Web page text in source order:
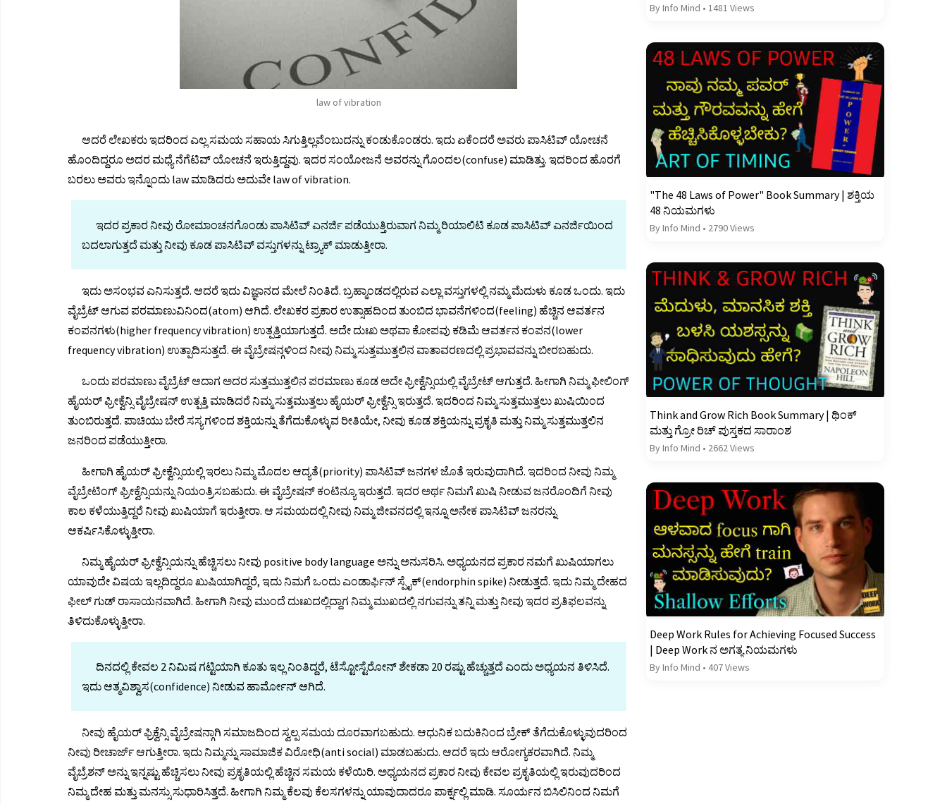
law of vibration
ಆದರೆ ಲೇಖಕರು ಇದರಿಂದ ಎಲ್ಲ ಸಮಯ ಸಹಾಯ ಸಿಗುತ್ತಿಲ್ಲವೆಂಬುದನ್ನು ಕಂಡುಕೊಂಡರು. ಇದು ಏಕೆಂದರೆ ಅವರು ಪಾಸಿಟಿವ್ ಯೋಚನೆ
ಹೊಂದಿದ್ದರೂ ಅದರ ಮಧ್ಯೆ ನೆಗೆಟಿವ್ ಯೋಚನೆ ಇರುತ್ತಿದ್ದವು. ಇದರ ಸಂಯೋಜನೆ ಅವರನ್ನು ಗೊಂದಲ(confuse) ಮಾಡಿತ್ತು. ಇದರಿಂದ ಹೊರಗೆ
ಬರಲು ಅವರು ಇನ್ನೊಂದು law ಮಾಡಿದರು ಅದುವೇ law of vibration.
ಇದರ ಪ್ರಕಾರ ನೀವು ರೋಮಾಂಚನಗೊಂಡು ಪಾಸಿಟಿವ್ ಎನರ್ಜಿ ಪಡೆಯುತ್ತಿರುವಾಗ ನಿಮ್ಮ ರಿಯಾಲಿಟಿ ಕೂಡ ಪಾಸಿಟಿವ್ ಎನರ್ಜಿಯಿಂದ
ಬದಲಾಗುತ್ತದೆ ಮತ್ತು ನೀವು ಕೂಡ ಪಾಸಿಟಿವ್ ವಸ್ತುಗಳನ್ನು ಟ್ರ್ಯಾಕ್ ಮಾಡುತ್ತೀರಾ.
ಇದು ಅಸಂಭವ ಎನಿಸುತ್ತದೆ. ಆದರೆ ಇದು ವಿಜ್ಞಾನದ ಮೇಲೆ ನಿಂತಿದೆ. ಬ್ರಹ್ಮಾಂಡದಲ್ಲಿರುವ ಎಲ್ಲಾ ವಸ್ತುಗಳಲ್ಲಿ ನಮ್ಮ ಮೆದುಳು ಕೂಡ ಒಂದು. ಇದು
ವೈಬ್ರೆಟ್ ಆಗುವ ಪರಮಾಣುವಿನಿಂದ(atom) ಆಗಿದೆ. ಲೇಖಕರ ಪ್ರಕಾರ ಉತ್ಸಾಹದಿಂದ ತುಂಬಿದ ಭಾವನೆಗಳಿಂದ(feeling) ಹೆಚ್ಚಿನ ಆವರ್ತನ
ಕಂಪನಗಳು(higher frequency vibration) ಉತ್ಪತ್ತಿಯಾಗುತ್ತದೆ. ಅದೇ ದುಃಖ ಅಥವಾ ಕೋಪವು ಕಡಿಮೆ ಆವರ್ತನ ಕಂಪನ(lower
frequency vibration) ಉತ್ಪಾದಿಸುತ್ತದೆ. ಈ ವೈಬ್ರೇಷನ್ಗಳಿಂದ ನೀವು ನಿಮ್ಮ ಸುತ್ತಮುತ್ತಲಿನ ವಾತಾವರಣದಲ್ಲಿ ಪ್ರಭಾವವನ್ನು ಬೀರಬಹುದು.
ಒಂದು ಪರಮಾಣು ವೈಬ್ರೆಟ್ ಆದಾಗ ಅದರ ಸುತ್ತಮುತ್ತಲಿನ ಪರಮಾಣು ಕೂಡ ಅದೇ ಫ್ರೀಕ್ವೆನ್ಸಿಯಲ್ಲಿ ವೈಬ್ರೇಟ್ ಆಗುತ್ತದೆ. ಹೀಗಾಗಿ ನಿಮ್ಮ ಫೀಲಿಂಗ್
ಹೈಯರ್ ಫ್ರೀಕ್ವೆನ್ಸಿ ವೈಬ್ರೇಷನ್ ಉತ್ಪತ್ತಿ ಮಾಡಿದರೆ ನಿಮ್ಮ ಸುತ್ತಮುತ್ತಲು ಹೈಯರ್ ಫ್ರೀಕ್ವೆನ್ಸಿ ಇರುತ್ತದೆ. ಇದರಿಂದ ನಿಮ್ಮ ಸುತ್ತಮುತ್ತಲು ಖುಷಿಯಿಂದ
ತುಂಬಿರುತ್ತದೆ. ಪಾಚಿಯು ಬೇರೆ ಸಸ್ಯಗಳಿಂದ ಶಕ್ತಿಯನ್ನು ತೆಗೆದುಕೊಳ್ಳುವ ರೀತಿಯೇ, ನೀವು ಕೂಡ ಶಕ್ತಿಯನ್ನು ಪ್ರಕೃತಿ ಮತ್ತು ನಿಮ್ಮ ಸುತ್ತಮುತ್ತಲಿನ
ಜನರಿಂದ ಪಡೆಯುತ್ತೀರಾ.
ಹೀಗಾಗಿ ಹೈಯರ್ ಫ್ರೀಕ್ವೆನ್ಸಿಯಲ್ಲಿ ಇರಲು ನಿಮ್ಮ ಮೊದಲ ಆದ್ಯತೆ(priority) ಪಾಸಿಟಿವ್ ಜನಗಳ ಜೊತೆ ಇರುವುದಾಗಿದೆ. ಇದರಿಂದ ನೀವು ನಿಮ್ಮ
ವೈಬ್ರೇಟಿಂಗ್ ಫ್ರೀಕ್ವೆನ್ಸಿಯನ್ನು ನಿಯಂತ್ರಿಸಬಹುದು. ಈ ವೈಬ್ರೇಷನ್ ಕಂಟಿನ್ಯೂ ಇರುತ್ತದೆ. ಇದರ ಅರ್ಥ ನಿಮಗೆ ಖುಷಿ ನೀಡುವ ಜನರೊಂದಿಗೆ ನೀವು
ಕಾಲ ಕಳೆಯುತ್ತಿದ್ದರೆ ನೀವು ಖುಷಿಯಾಗೆ ಇರುತ್ತೀರಾ. ಆ ಸಮಯದಲ್ಲಿ ನೀವು ನಿಮ್ಮ ಜೀವನದಲ್ಲಿ ಇನ್ನೂ ಅನೇಕ ಪಾಸಿಟಿವ್ ಜನರನ್ನು
ಆಕರ್ಷಿಸಿಕೊಳ್ಳುತ್ತೀರಾ.
ನಿಮ್ಮ ಹೈಯರ್ ಫ್ರೀಕ್ವೆನ್ಸಿಯನ್ನು ಹೆಚ್ಚಿಸಲು ನೀವು positive body language ಅನ್ನು ಅನುಸರಿಸಿ. ಅಧ್ಯಯನದ ಪ್ರಕಾರ ನಮಗೆ ಖುಷಿಯಾಗಲು
ಯಾವುದೇ ವಿಷಯ ಇಲ್ಲದಿದ್ದರೂ ಖುಷಿಯಾಗಿದ್ದರೆ, ಇದು ನಿಮಗೆ ಒಂದು ಎಂಡಾರ್ಫಿನ್ ಸ್ಪೈಕ್(endorphin spike) ನೀಡುತ್ತದೆ. ಇದು ನಿಮ್ಮ ದೇಹದ
ಫೀಲ್ ಗುಡ್ ರಾಸಾಯನವಾಗಿದೆ. ಹೀಗಾಗಿ ನೀವು ಮುಂದೆ ದುಃಖದಲ್ಲಿದ್ದಾಗ ನಿಮ್ಮ ಮುಖದಲ್ಲಿ ನಗುವನ್ನು ತನ್ನಿ ಮತ್ತು ನೀವು ಇದರ ಪ್ರತಿಫಲವನ್ನು
ತಿಳಿದುಕೊಳ್ಳುತ್ತೀರಾ.
ದಿನದಲ್ಲಿ ಕೇವಲ 2 ನಿಮಿಷ ಗಟ್ಟಿಯಾಗಿ ಕೂತು ಇಲ್ಲ ನಿಂತಿದ್ದರೆ, ಟೆಸ್ಟೋಸ್ಟೆರೋನ್ ಶೇಕಡಾ 20 ರಷ್ಟು ಹೆಚ್ಚುತ್ತದೆ ಎಂದು ಅಧ್ಯಯನ ತಿಳಿಸಿದೆ.
ಇದು ಆತ್ಮವಿಶ್ವಾಸ(confidence) ನೀಡುವ ಹಾರ್ಮೋನ್ ಆಗಿದೆ.
ನೀವು ಹೈಯರ್ ಫ್ರಿಕ್ವೆನ್ಸಿ ವೈಬ್ರೇಷನ್ಗಾಗಿ ಸಮಾಜದಿಂದ ಸ್ವಲ್ಪ ಸಮಯ ದೂರವಾಗಬಹುದು. ಆಧುನಿಕ ಬದುಕಿನಿಂದ ಬ್ರೇಕ್ ತೆಗೆದುಕೊಳ್ಳುವುದರಿಂದ
ನೀವು ರೀಚಾರ್ಜ್ ಆಗುತ್ತೀರಾ. ಇದು ನಿಮ್ಮನ್ನು ಸಾಮಾಜಿಕ ವಿರೋಧಿ(anti social) ಮಾಡಬಹುದು. ಆದರೆ ಇದು ಆರೋಗ್ಯಕರವಾಗಿದೆ. ನಿಮ್ಮ
ವೈಬ್ರೆಶನ್ ಅನ್ನು ಇನ್ನಷ್ಟು ಹೆಚ್ಚಿಸಲು ನೀವು ಪ್ರಕೃತಿಯಲ್ಲಿ ಹೆಚ್ಚಿನ ಸಮಯ ಕಳೆಯಿರಿ. ಅಧ್ಯಯನದ ಪ್ರಕಾರ ನೀವು ಕೇವಲ ಪ್ರಕೃತಿಯಲ್ಲಿ ಇರುವುದರಿಂದ
ನಿಮ್ಮ ದೇಹ ಮತ್ತು ಮನಸ್ಸು ಸುಧಾರಿಸಿತ್ತದೆ. ಹೀಗಾಗಿ ನಿಮ್ಮ ಕೆಲವು ಕೆಲಸಗಳನ್ನು ಯಾವುದಾದರೂ ಪಾರ್ಕ್ನಲ್ಲಿ ಮಾಡಿ. ಸೂರ್ಯನ ಬಿಸಿಲಿನಿಂದ ನಿಮಗೆ
By Info Mind • 1481 Views
"The 48 Laws of Power" Book Summary | ಶಕ್ತಿಯ
48 ನಿಯಮಗಳು
By Info Mind • 2790 Views
Think and Grow Rich Book Summary | ಥಿಂಕ್
ಮತ್ತು ಗ್ರೋ ರಿಚ್ ಪುಸ್ತಕದ ಸಾರಾಂಶ
By Info Mind • 2662 Views
Deep Work Rules for Achieving Focused Success
| Deep Work ನ ಅಗತ್ಯ ನಿಯಮಗಳು
By Info Mind • 407 Views